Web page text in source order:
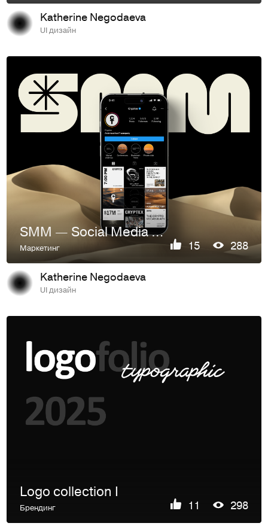
Katherine Negodaeva
UI дизайн
SMM — Social Media Design
Маркетинг 15 288
Katherine Negodaeva
UI дизайн
Logo collection I
Брендинг 11 298